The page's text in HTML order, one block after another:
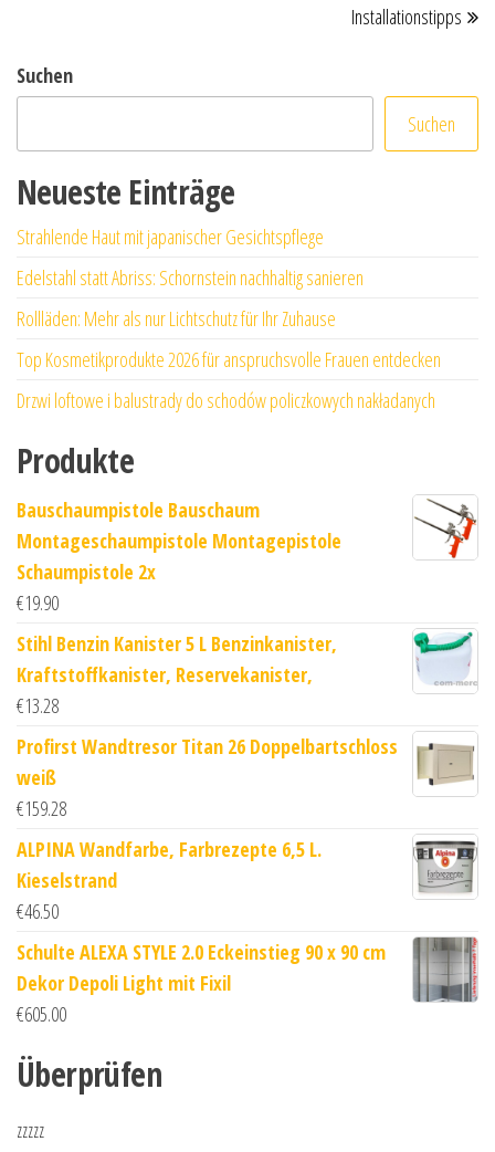
Installationstipps
Suchen
Suchen
Neueste Einträge
Strahlende Haut mit japanischer Gesichtspflege
Edelstahl statt Abriss: Schornstein nachhaltig sanieren
Rollläden: Mehr als nur Lichtschutz für Ihr Zuhause
Top Kosmetikprodukte 2026 für anspruchsvolle Frauen entdecken
Drzwi loftowe i balustrady do schodów policzkowych nakładanych
Produkte
Bauschaumpistole Bauschaum
Montageschaumpistole Montagepistole
Schaumpistole 2x
€19.90
Stihl Benzin Kanister 5 L Benzinkanister,
Kraftstoffkanister, Reservekanister,
€13.28
Profirst Wandtresor Titan 26 Doppelbartschloss
weiß
€159.28
ALPINA Wandfarbe, Farbrezepte 6,5 L.
Kieselstrand
€46.50
Schulte ALEXA STYLE 2.0 Eckeinstieg 90 x 90 cm
Dekor Depoli Light mit Fixil
€605.00
Überprüfen
zzzzz